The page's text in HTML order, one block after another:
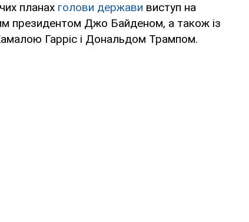
планах голови держави виступ на
президентом Джо Байденом, а також із
Гарріс і Дональдом Трампом.